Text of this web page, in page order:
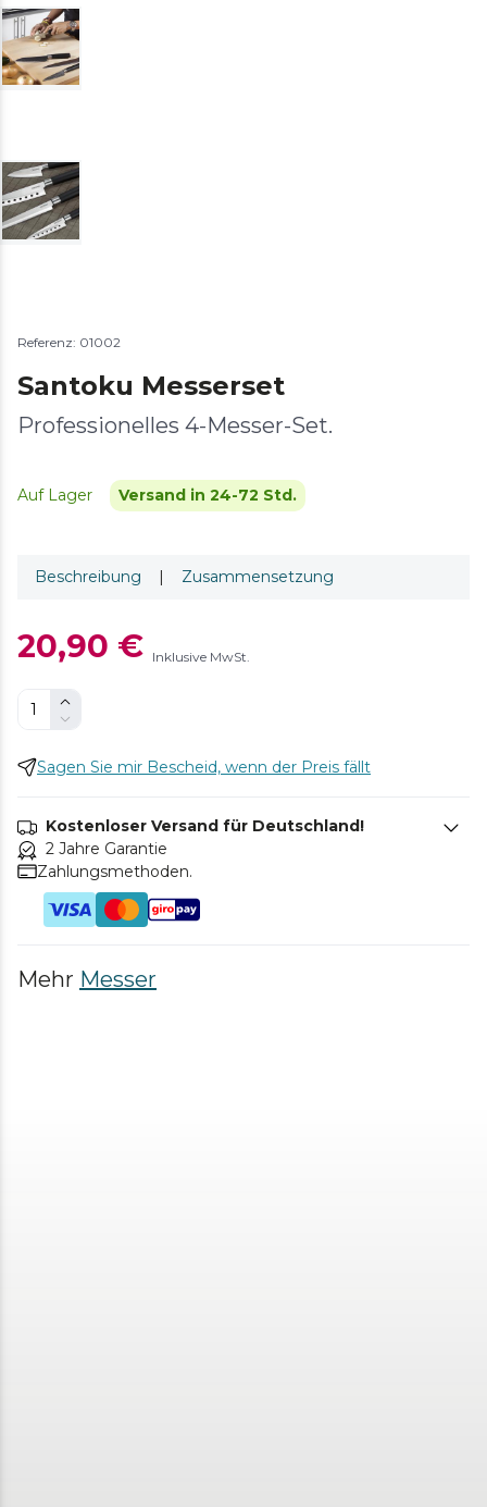
Referenz: 01002
Santoku Messerset
Professionelles 4-Messer-Set.
Auf Lager Versand in 24-72 Std.
Beschreibung | Zusammensetzung
20,90 € Inklusive MwSt.
Sagen Sie mir Bescheid, wenn der Preis fällt
Kostenloser Versand für Deutschland!
2 Jahre Garantie
Zahlungsmethoden.
Mehr Messer